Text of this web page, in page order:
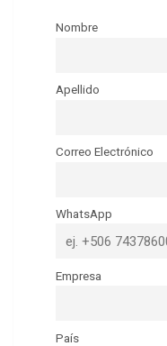
Nombre
Apellido
Correo Electrónico
WhatsApp
Empresa
País